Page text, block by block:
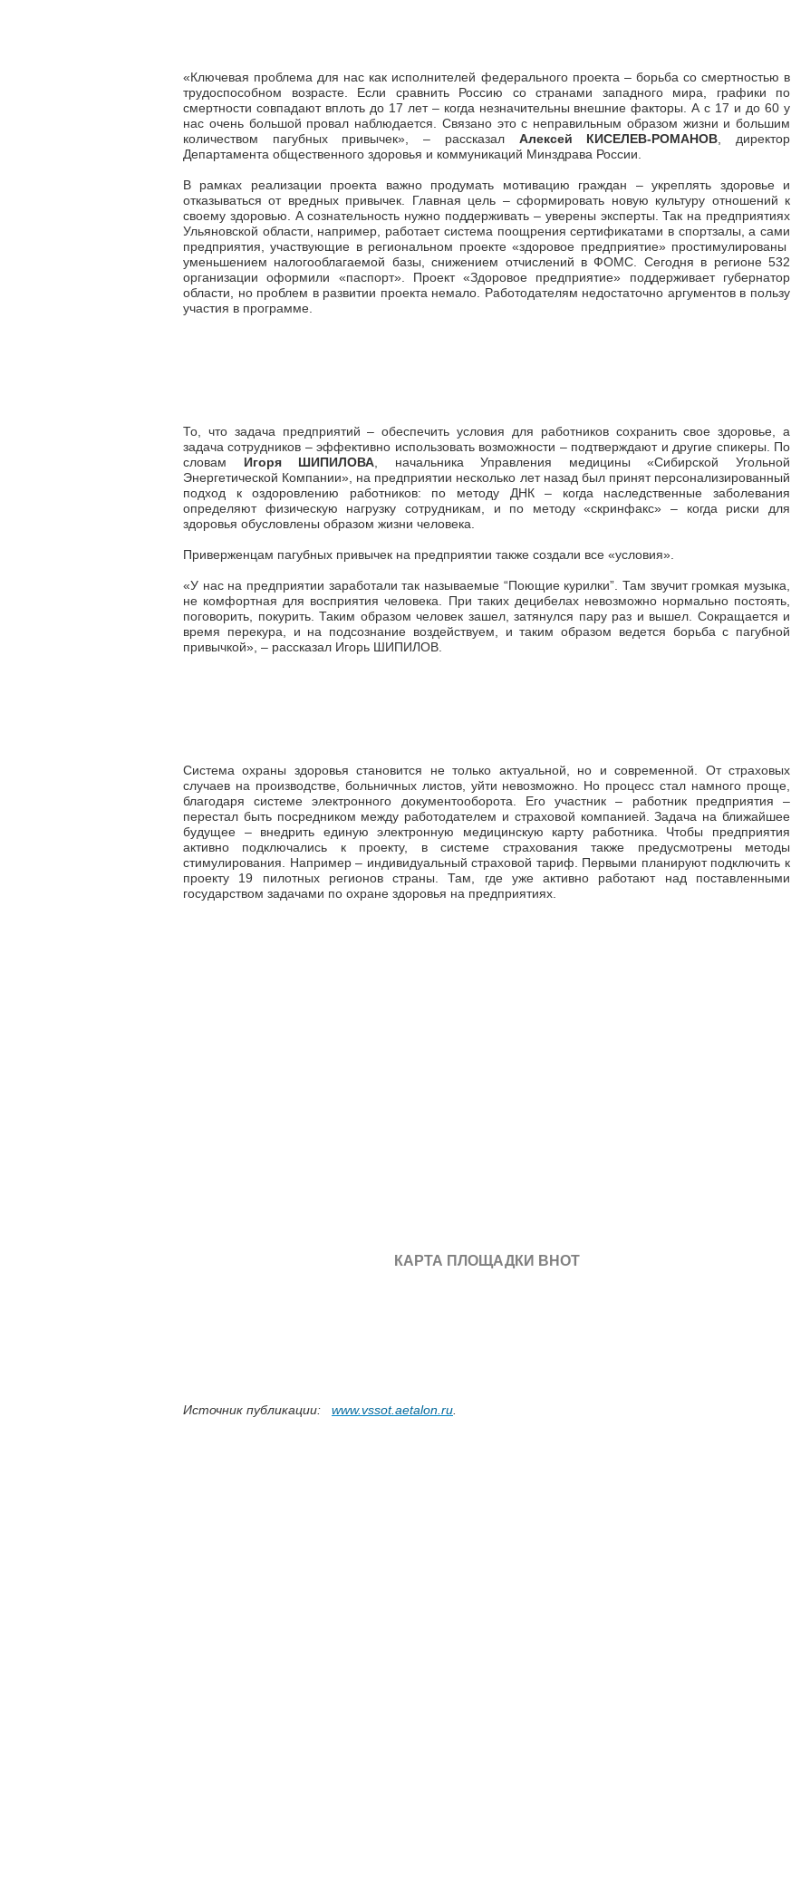
«Ключевая проблема для нас как исполнителей федерального проекта – борьба со смертностью в
трудоспособном возрасте. Если сравнить Россию со странами западного мира, графики по
смертности совпадают вплоть до 17 лет – когда незначительны внешние факторы. А с 17 и до 60 у
нас очень большой провал наблюдается. Связано это с неправильным образом жизни и большим
количеством пагубных привычек», – рассказал Алексей КИСЕЛЕВ-РОМАНОВ, директор
Департамента общественного здоровья и коммуникаций Минздрава России.
В рамках реализации проекта важно продумать мотивацию граждан – укреплять здоровье и
отказываться от вредных привычек. Главная цель – сформировать новую культуру отношений к
своему здоровью. А сознательность нужно поддерживать – уверены эксперты. Так на предприятиях
Ульяновской области, например, работает система поощрения сертификатами в спортзалы, а сами
предприятия, участвующие в региональном проекте «здоровое предприятие» простимулированы
уменьшением налогооблагаемой базы, снижением отчислений в ФОМС. Сегодня в регионе 532
организации оформили «паспорт». Проект «Здоровое предприятие» поддерживает губернатор
области, но проблем в развитии проекта немало. Работодателям недостаточно аргументов в пользу
участия в программе.
То, что задача предприятий – обеспечить условия для работников сохранить свое здоровье, а
задача сотрудников – эффективно использовать возможности – подтверждают и другие спикеры. По
словам Игоря ШИПИЛОВА, начальника Управления медицины «Сибирской Угольной
Энергетической Компании», на предприятии несколько лет назад был принят персонализированный
подход к оздоровлению работников: по методу ДНК – когда наследственные заболевания
определяют физическую нагрузку сотрудникам, и по методу «скринфакс» – когда риски для
здоровья обусловлены образом жизни человека.
Приверженцам пагубных привычек на предприятии также создали все «условия».
«У нас на предприятии заработали так называемые “Поющие курилки”. Там звучит громкая музыка,
не комфортная для восприятия человека. При таких децибелах невозможно нормально постоять,
поговорить, покурить. Таким образом человек зашел, затянулся пару раз и вышел. Сокращается и
время перекура, и на подсознание воздействуем, и таким образом ведется борьба с пагубной
привычкой», – рассказал Игорь ШИПИЛОВ.
Система охраны здоровья становится не только актуальной, но и современной. От страховых
случаев на производстве, больничных листов, уйти невозможно. Но процесс стал намного проще,
благодаря системе электронного документооборота. Его участник – работник предприятия –
перестал быть посредником между работодателем и страховой компанией. Задача на ближайшее
будущее – внедрить единую электронную медицинскую карту работника. Чтобы предприятия
активно подключались к проекту, в системе страхования также предусмотрены методы
стимулирования. Например – индивидуальный страховой тариф. Первыми планируют подключить к
проекту 19 пилотных регионов страны. Там, где уже активно работают над поставленными
государством задачами по охране здоровья на предприятиях.
КАРТА ПЛОЩАДКИ ВНОТ
Источник публикации: www.vssot.aetalon.ru.